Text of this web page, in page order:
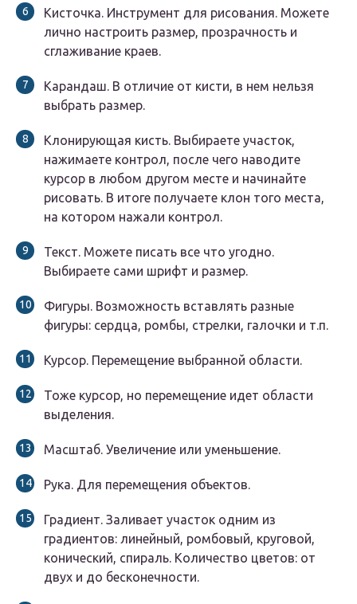
Кисточка. Инструмент для рисования. Можете
лично настроить размер, прозрачность и
сглаживание краев.
Карандаш. В отличие от кисти, в нем нельзя
выбрать размер.
Клонирующая кисть. Выбираете участок,
нажимаете контрол, после чего наводите
курсор в любом другом месте и начинайте
рисовать. В итоге получаете клон того места,
на котором нажали контрол.
Текст. Можете писать все что угодно.
Выбираете сами шрифт и размер.
Фигуры. Возможность вставлять разные
фигуры: сердца, ромбы, стрелки, галочки и т.п.
Курсор. Перемещение выбранной области.
Тоже курсор, но перемещение идет области
выделения.
Масштаб. Увеличение или уменьшение.
Рука. Для перемещения объектов.
Градиент. Заливает участок одним из
градиентов: линейный, ромбовый, круговой,
конический, спираль. Количество цветов: от
двух и до бесконечности.